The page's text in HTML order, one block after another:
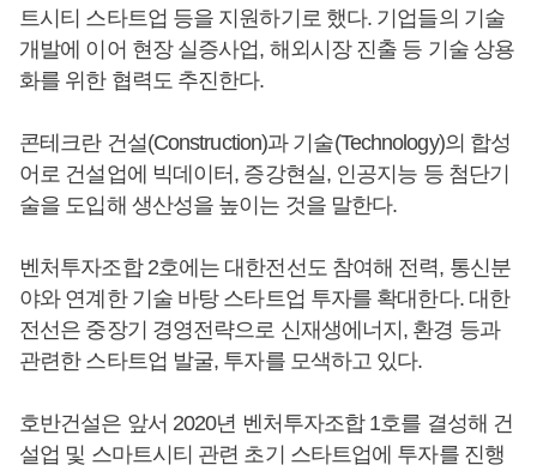
트시티 스타트업 등을 지원하기로 했다. 기업들의 기술
개발에 이어 현장 실증사업, 해외시장 진출 등 기술 상용
화를 위한 협력도 추진한다.
콘테크란 건설(Construction)과 기술(Technology)의 합성
어로 건설업에 빅데이터, 증강현실, 인공지능 등 첨단기
술을 도입해 생산성을 높이는 것을 말한다.
벤처투자조합 2호에는 대한전선도 참여해 전력, 통신분
야와 연계한 기술 바탕 스타트업 투자를 확대한다. 대한
전선은 중장기 경영전략으로 신재생에너지, 환경 등과
관련한 스타트업 발굴, 투자를 모색하고 있다.
호반건설은 앞서 2020년 벤처투자조합 1호를 결성해 건
설업 및 스마트시티 관련 초기 스타트업에 투자를 진행